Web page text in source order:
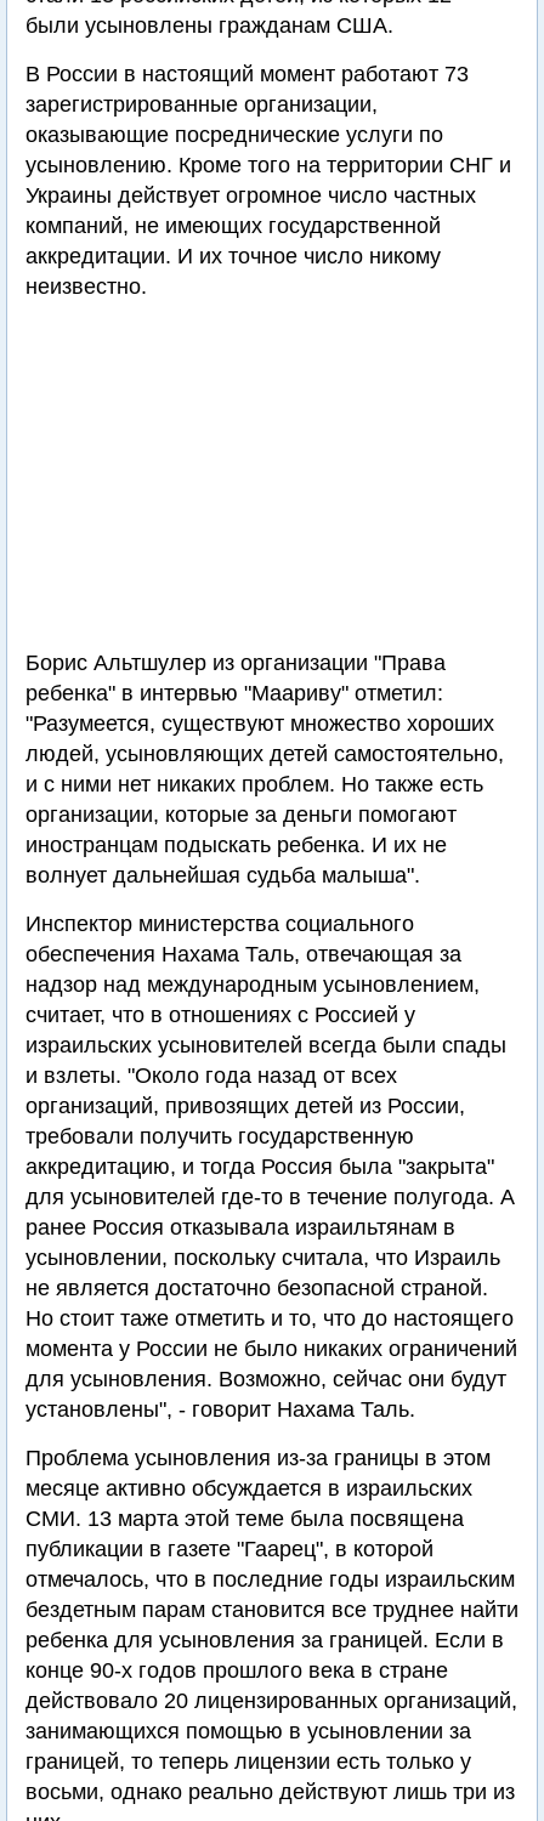
были усыновлены гражданам США.
В России в настоящий момент работают 73
зарегистрированные организации,
оказывающие посреднические услуги по
усыновлению. Кроме того на территории СНГ и
Украины действует огромное число частных
компаний, не имеющих государственной
аккредитации. И их точное число никому
неизвестно.
Борис Альтшулер из организации "Права
ребенка" в интервью "Маариву" отметил:
"Разумеется, существуют множество хороших
людей, усыновляющих детей самостоятельно,
и с ними нет никаких проблем. Но также есть
организации, которые за деньги помогают
иностранцам подыскать ребенка. И их не
волнует дальнейшая судьба малыша".
Инспектор министерства социального
обеспечения Нахама Таль, отвечающая за
надзор над международным усыновлением,
считает, что в отношениях с Россией у
израильских усыновителей всегда были спады
и взлеты. "Около года назад от всех
организаций, привозящих детей из России,
требовали получить государственную
аккредитацию, и тогда Россия была "закрыта"
для усыновителей где-то в течение полугода. А
ранее Россия отказывала израильтянам в
усыновлении, поскольку считала, что Израиль
не является достаточно безопасной страной.
Но стоит таже отметить и то, что до настоящего
момента у России не было никаких ограничений
для усыновления. Возможно, сейчас они будут
установлены", - говорит Нахама Таль.
Проблема усыновления из-за границы в этом
месяце активно обсуждается в израильских
СМИ. 13 марта этой теме была посвящена
публикации в газете "Гаарец", в которой
отмечалось, что в последние годы израильским
бездетным парам становится все труднее найти
ребенка для усыновления за границей. Если в
конце 90-х годов прошлого века в стране
действовало 20 лицензированных организаций,
занимающихся помощью в усыновлении за
границей, то теперь лицензии есть только у
восьми, однако реально действуют лишь три из